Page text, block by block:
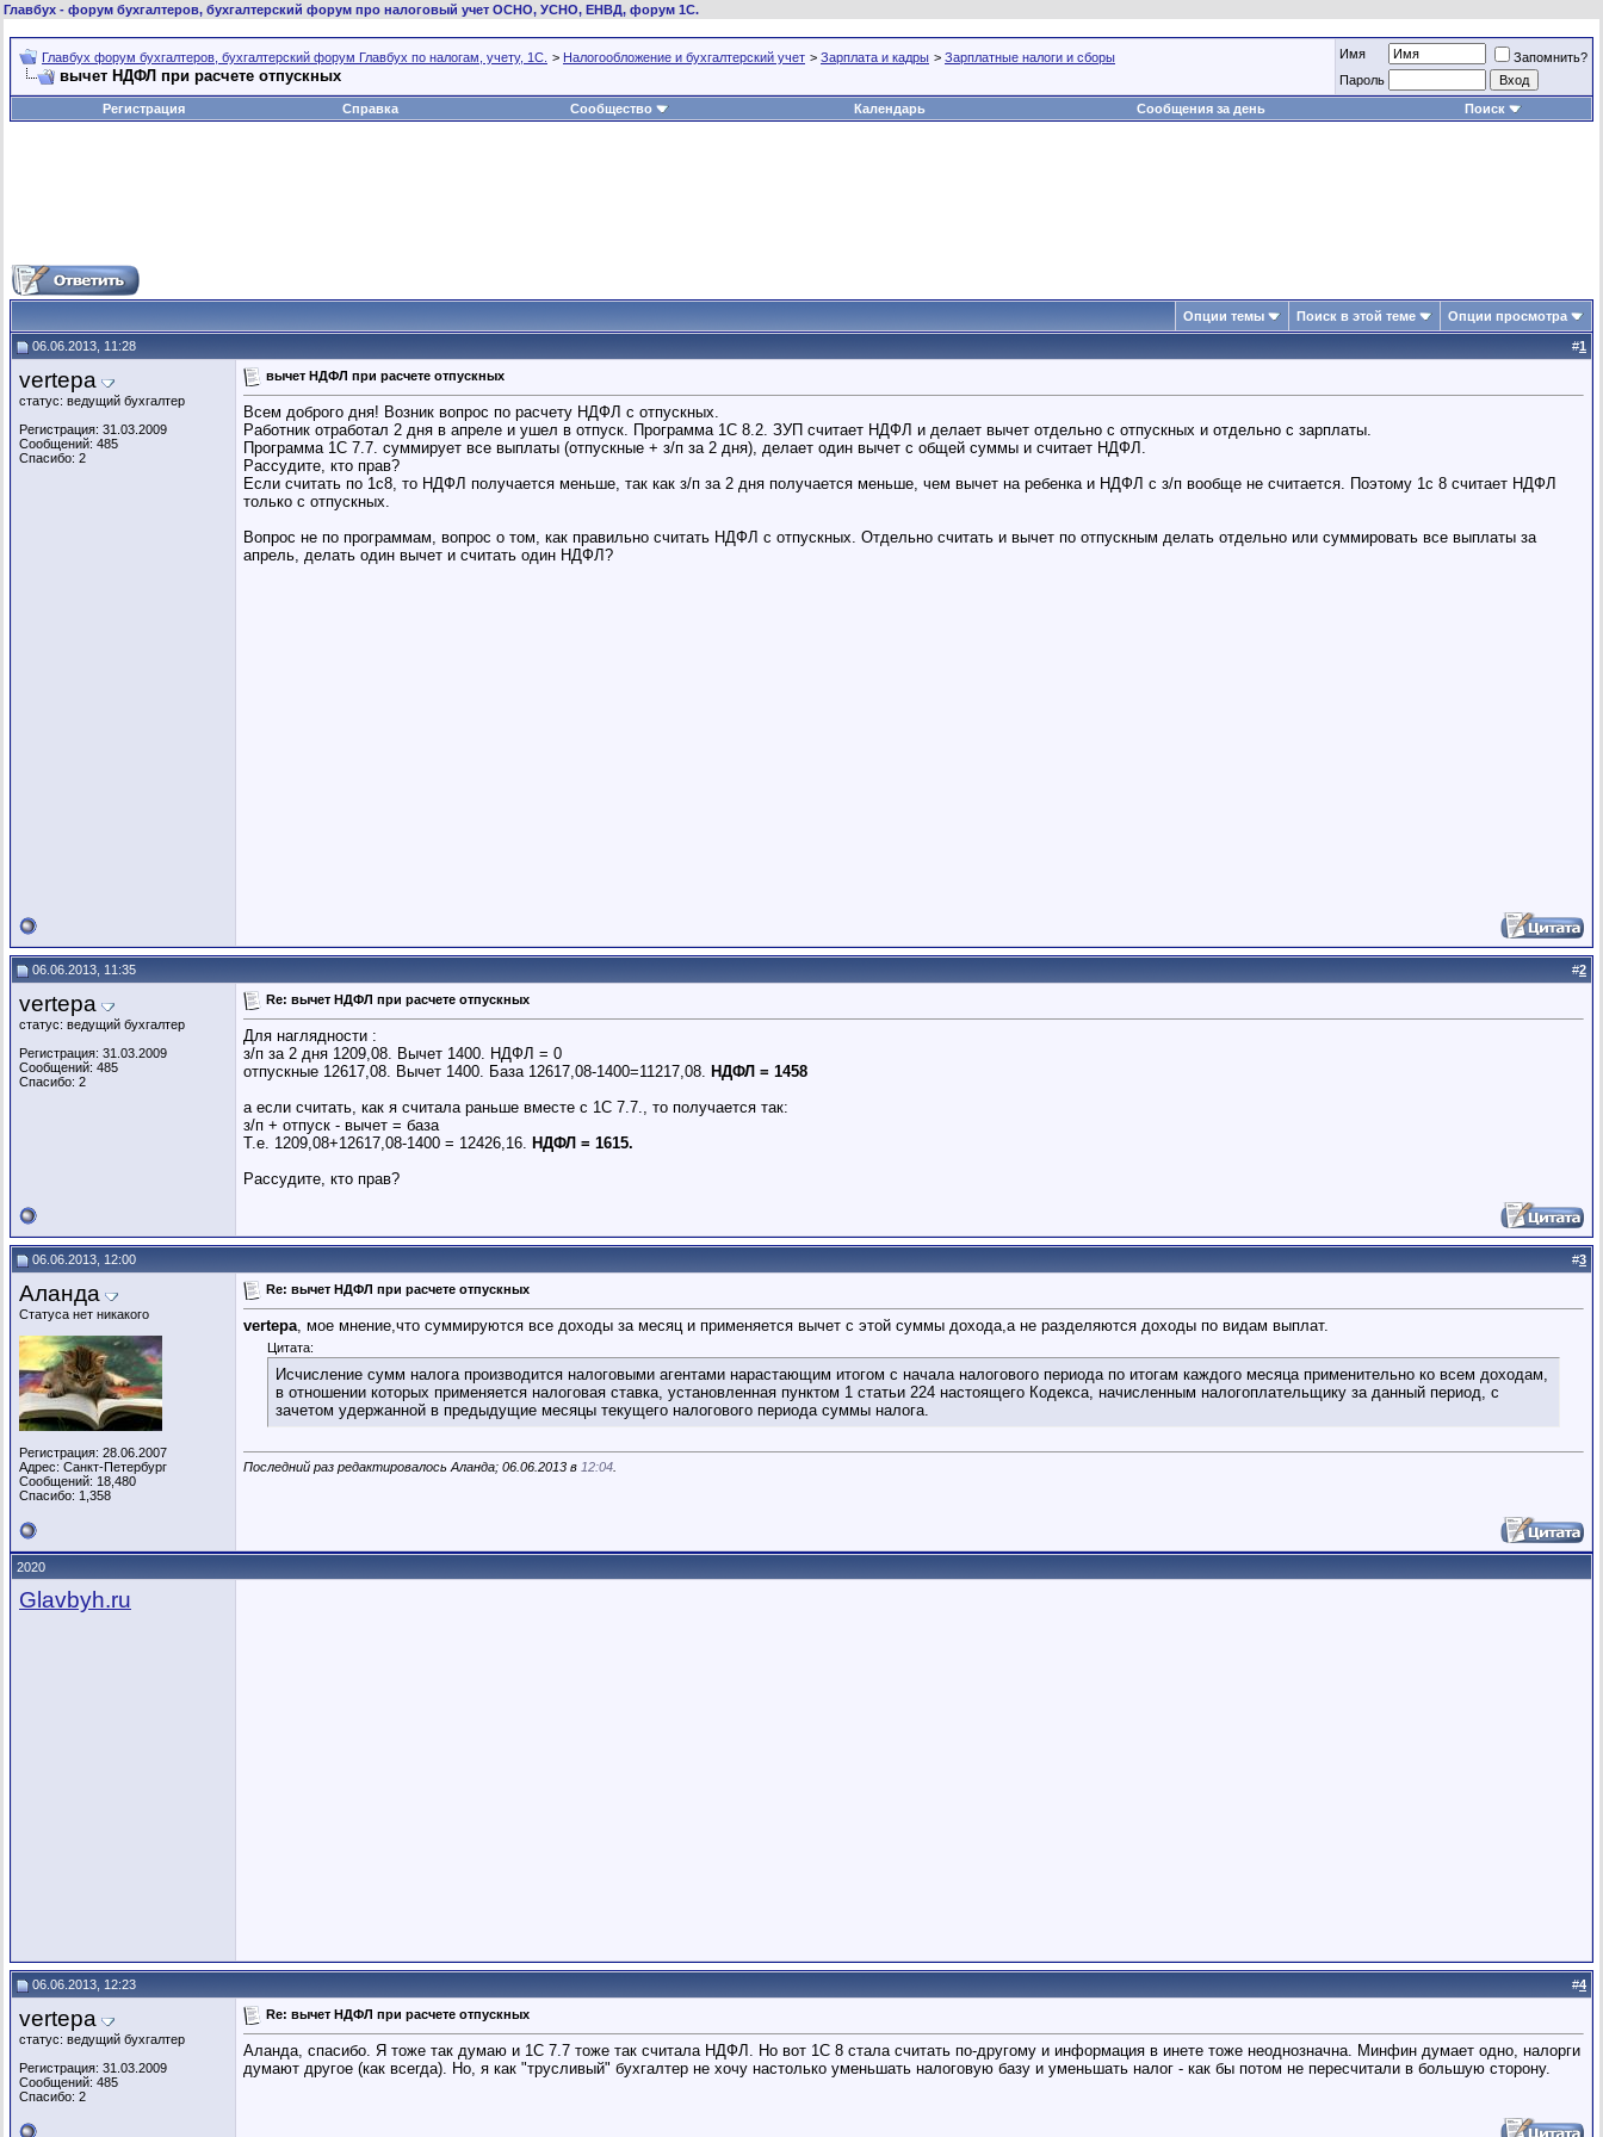
Главбух - форум бухгалтеров, бухгалтерский форум про налоговый учет ОСНО, УСНО, ЕНВД, форум 1С.
Главбух форум бухгалтеров, бухгалтерский форум Главбух по налогам, учету, 1С. > Налогообложение и бухгалтерский учет > Зарплата и кадры > Зарплатные налоги и сборы
вычет НДФЛ при расчете отпускных
Имя
Запомнить?
Пароль
Регистрация
Справка Сообщество Календарь Сообщения за день Поиск
Опции темы Поиск в этой теме Опции просмотра
06.06.2013, 11:28 #1
vertepa
статус: ведущий бухгалтер
Регистрация: 31.03.2009
Сообщений: 485
Спасибо: 2
вычет НДФЛ при расчете отпускных
Всем доброго дня! Возник вопрос по расчету НДФЛ с отпускных.
Работник отработал 2 дня в апреле и ушел в отпуск. Программа 1С 8.2. ЗУП считает НДФЛ и делает вычет отдельно с отпускных и отдельно с зарплаты.
Программа 1С 7.7. суммирует все выплаты (отпускные + з/п за 2 дня), делает один вычет с общей суммы и считает НДФЛ.
Рассудите, кто прав?
Если считать по 1с8, то НДФЛ получается меньше, так как з/п за 2 дня получается меньше, чем вычет на ребенка и НДФЛ с з/п вообще не считается. Поэтому 1с 8 считает НДФЛ
только с отпускных.
Вопрос не по программам, вопрос о том, как правильно считать НДФЛ с отпускных. Отдельно считать и вычет по отпускным делать отдельно или суммировать все выплаты за
апрель, делать один вычет и считать один НДФЛ?
06.06.2013, 11:35 #2
vertepa
статус: ведущий бухгалтер
Регистрация: 31.03.2009
Сообщений: 485
Спасибо: 2
Re: вычет НДФЛ при расчете отпускных
Для наглядности :
з/п за 2 дня 1209,08. Вычет 1400. НДФЛ = 0
отпускные 12617,08. Вычет 1400. База 12617,08-1400=11217,08. НДФЛ = 1458
а если считать, как я считала раньше вместе с 1С 7.7., то получается так:
з/п + отпуск - вычет = база
Т.е. 1209,08+12617,08-1400 = 12426,16. НДФЛ = 1615.
Рассудите, кто прав?
06.06.2013, 12:00 #3
Аланда
Статуса нет никакого
Регистрация: 28.06.2007
Адрес: Санкт-Петербург
Сообщений: 18,480
Спасибо: 1,358
Re: вычет НДФЛ при расчете отпускных
vertepa, мое мнение,что суммируются все доходы за месяц и применяется вычет с этой суммы дохода,а не разделяются доходы по видам выплат.
Цитата:
Исчисление сумм налога производится налоговыми агентами нарастающим итогом с начала налогового периода по итогам каждого месяца применительно ко всем доходам,
в отношении которых применяется налоговая ставка, установленная пунктом 1 статьи 224 настоящего Кодекса, начисленным налогоплательщику за данный период, с
зачетом удержанной в предыдущие месяцы текущего налогового периода суммы налога.
Последний раз редактировалось Аланда; 06.06.2013 в 12:04
2020
Glavbyh.ru
06.06.2013, 12:23 #4
vertepa
статус: ведущий бухгалтер
Регистрация: 31.03.2009
Сообщений: 485
Спасибо: 2
Re: вычет НДФЛ при расчете отпускных
Аланда, спасибо. Я тоже так думаю и 1С 7.7 тоже так считала НДФЛ. Но вот 1С 8 стала считать по-другому и информация в инете тоже неоднозначна. Минфин думает одно, налорги
думают другое (как всегда). Но, я как "трусливый" бухгалтер не хочу настолько уменьшать налоговую базу и уменьшать налог - как бы потом не пересчитали в большую сторону.